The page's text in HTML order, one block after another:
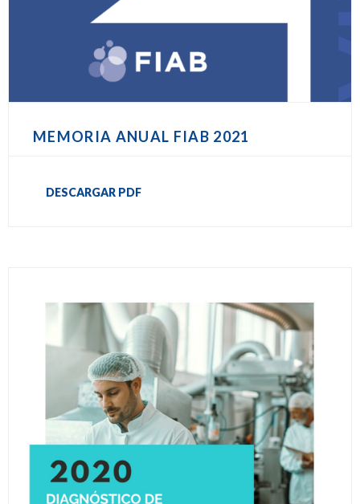
MEMORIA ANUAL FIAB 2021
DESCARGAR PDF